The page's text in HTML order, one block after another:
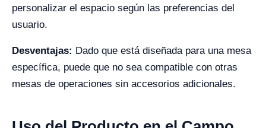
personalizar el espacio según las preferencias del
usuario.
Desventajas: Dado que está diseñada para una mesa
específica, puede que no sea compatible con otras
mesas de operaciones sin accesorios adicionales.